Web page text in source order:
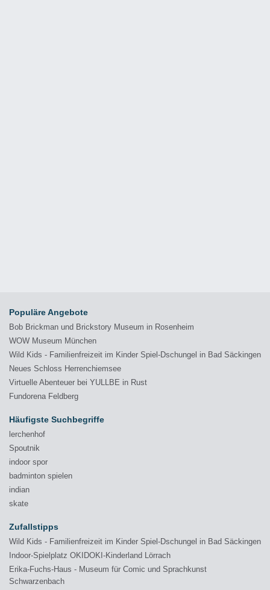
Populäre Angebote
Bob Brickman und Brickstory Museum in Rosenheim
WOW Museum München
Wild Kids - Familienfreizeit im Kinder Spiel-Dschungel in Bad Säckingen
Neues Schloss Herrenchiemsee
Virtuelle Abenteuer bei YULLBE in Rust
Fundorena Feldberg
Häufigste Suchbegriffe
lerchenhof
Spoutnik
indoor spor
badminton spielen
indian
skate
Zufallstipps
Wild Kids - Familienfreizeit im Kinder Spiel-Dschungel in Bad Säckingen
Indoor-Spielplatz OKIDOKI-Kinderland Lörrach
Erika-Fuchs-Haus - Museum für Comic und Sprachkunst
Schwarzenbach